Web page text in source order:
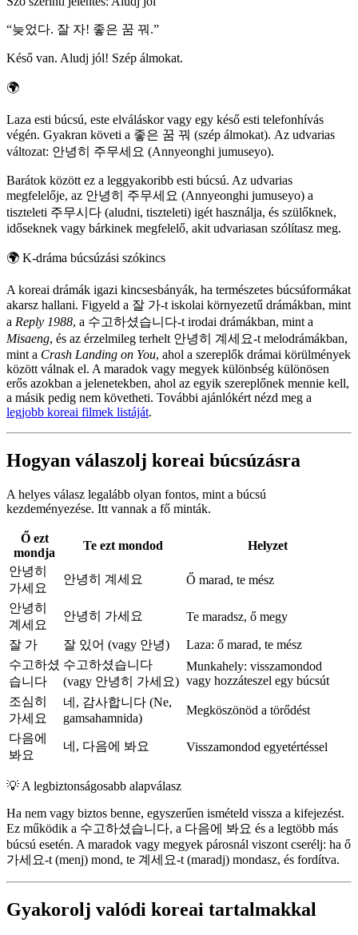
“늦었다. 잘 자! 좋은 꿈 꿔.”
Késő van. Aludj jól! Szép álmokat.
🌍
Laza esti búcsú, este elváláskor vagy egy késő esti telefonhívás
végén. Gyakran követi a 좋은 꿈 꿔 (szép álmokat). Az udvarias
változat: 안녕히 주무세요 (Annyeonghi jumuseyo).
Barátok között ez a leggyakoribb esti búcsú. Az udvarias
megfelelője, az 안녕히 주무세요 (Annyeonghi jumuseyo) a
tiszteleti 주무시다 (aludni, tiszteleti) igét használja, és szülőknek,
időseknek vagy bárkinek megfelelő, akit udvariasan szólítasz meg.
🌍 K-dráma búcsúzási szókincs
A koreai drámák igazi kincsesbányák, ha természetes búcsúformákat
akarsz hallani. Figyeld a 잘 가-t iskolai környezetű drámákban, mint
a Reply 1988, a 수고하셨습니다-t irodai drámákban, mint a
Misaeng, és az érzelmileg terhelt 안녕히 계세요-t melodrámákban,
mint a Crash Landing on You, ahol a szereplők drámai körülmények
között válnak el. A maradok vagy megyek különbség különösen
erős azokban a jelenetekben, ahol az egyik szereplőnek mennie kell,
a másik pedig nem követheti. További ajánlókért nézd meg a
legjobb koreai filmek listáját.
Hogyan válaszolj koreai búcsúzásra
A helyes válasz legalább olyan fontos, mint a búcsú
kezdeményezése. Itt vannak a fő minták.
Ő ezt
mondja
Te ezt mondod
Helyzet
안녕히
가세요
안녕히 계세요 Ő marad, te mész
안녕히
계세요
안녕히 가세요 Te maradsz, ő megy
잘 가 잘 있어 (vagy 안녕)
Laza: ő marad, te mész
수고하셨
습니다
수고하셨습니다
(vagy 안녕히 가세요)
Munkahely: visszamondod
vagy hozzáteszel egy búcsút
조심히
가세요
네, 감사합니다 (Ne,
gamsahamnida)
Megköszönöd a törődést
다음에
봐요
네, 다음에 봐요 Visszamondod egyetértéssel
💡 A legbiztonságosabb alapválasz
Ha nem vagy biztos benne, egyszerűen ismételd vissza a kifejezést.
Ez működik a 수고하셨습니다, a 다음에 봐요 és a legtöbb más
búcsú esetén. A maradok vagy megyek párosnál viszont cserélj: ha ő
가세요-t (menj) mond, te 계세요-t (maradj) mondasz, és fordítva.
Gyakorolj valódi koreai tartalmakkal